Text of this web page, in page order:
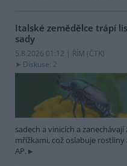
Italské zemědělce trápí
sady
5.8.2026 01:12 | ŘÍM (ČTK)
Diskuse: 2
sadech a vinicích a
mřížkami, což oslabuje
AP.